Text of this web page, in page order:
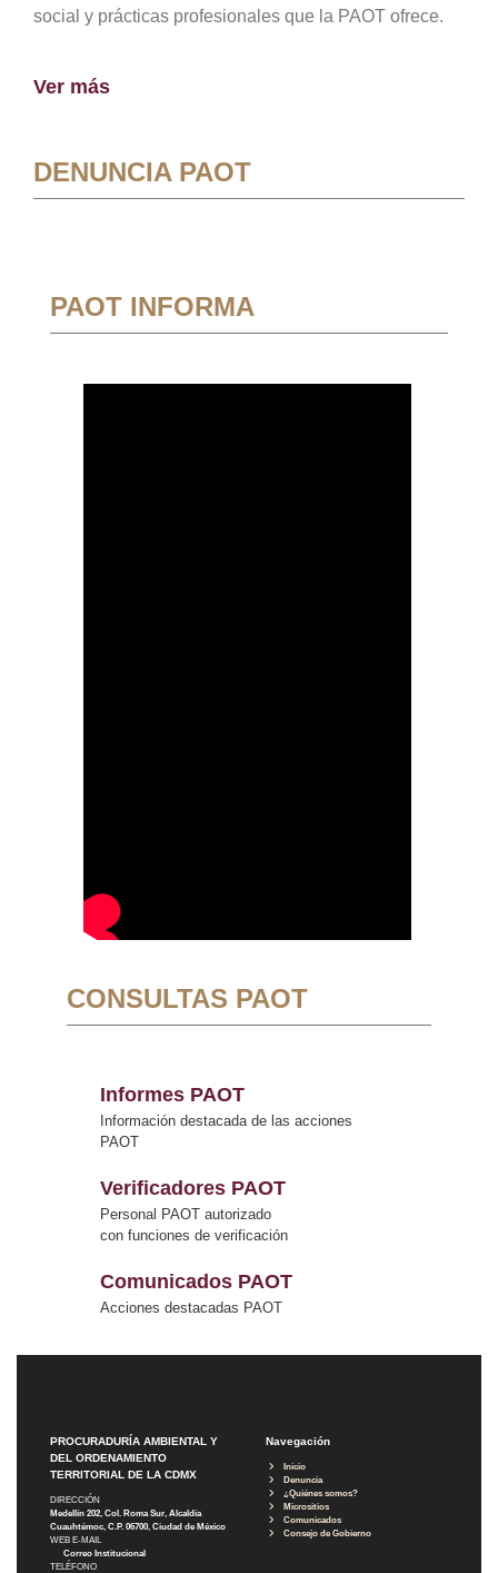
social y prácticas profesionales que la PAOT ofrece.
Ver más
DENUNCIA PAOT
PAOT INFORMA
CONSULTAS PAOT
Informes PAOT
Información destacada de las acciones
PAOT
Verificadores PAOT
Personal PAOT autorizado
con funciones de verificación
Comunicados PAOT
Acciones destacadas PAOT
PROCURADURÍA AMBIENTAL Y
DEL ORDENAMIENTO
TERRITORIAL DE LA CDMX
DIRECCIÓN
Medellín 202, Col. Roma Sur, Alcaldía
Cuauhtémoc, C.P. 06700, Ciudad de México
WEB E-MAIL
Correo Institucional
TELÉFONO
Navegación
Inicio
Denuncia
¿Quiénes somos?
Micrositios
Comunicados
Consejo de Gobierno